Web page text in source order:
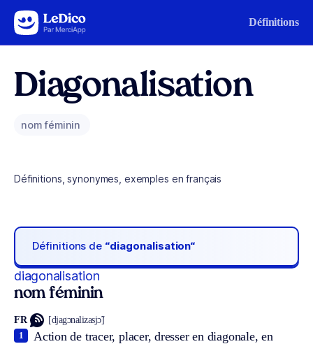
Aller au contenu Définitions
Diagonalisation
nom féminin
Définitions, synonymes, exemples en français
Définitions de “diagonalisation“
diagonalisation
nom féminin
FR [djagɔnalizasjɔ̃]
Action de tracer, placer, dresser en diagonale, en
1